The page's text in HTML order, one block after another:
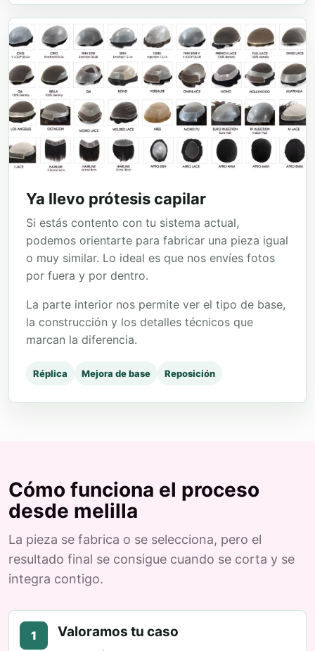
Ya llevo prótesis capilar
Si estás contento con tu sistema actual,
podemos orientarte para fabricar una pieza igual
o muy similar. Lo ideal es que nos envíes fotos
por fuera y por dentro.
La parte interior nos permite ver el tipo de base,
la construcción y los detalles técnicos que
marcan la diferencia.
Réplica Mejora de base Reposición
Cómo funciona el proceso
desde melilla
La pieza se fabrica o se selecciona, pero el
resultado final se consigue cuando se corta y se
integra contigo.
1 Valoramos tu caso